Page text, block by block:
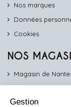
Nos marques
Données
Cookies
NOS
Magasin de
Magasin de Vannes
Gestion